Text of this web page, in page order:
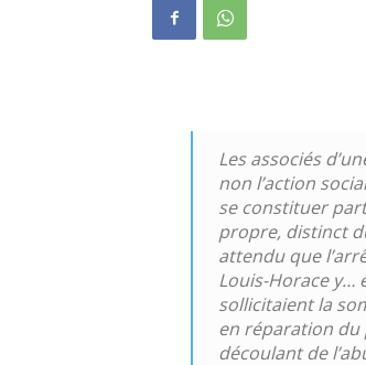
Les associés
non l’action
se constituer
propre, distinct
attendu que
Louis-Horace y…
sollicitaient la
en réparation du
découlant de